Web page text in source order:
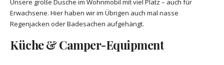
Unsere große Dusche im Wohnmobil mit viel Platz – auch für
Erwachsene. Hier haben wir im Übrigen auch mal nasse
Regenjacken oder Badesachen aufgehängt.
Küche & Camper-Equipment